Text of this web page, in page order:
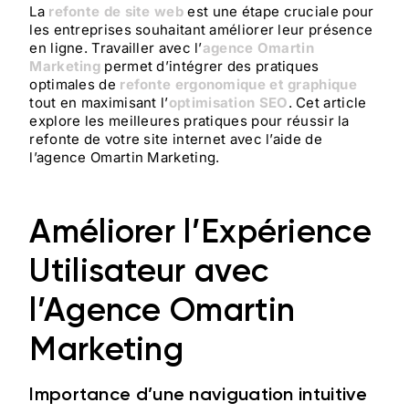
La refonte de site web est une étape cruciale pour
les entreprises souhaitant améliorer leur présence
en ligne. Travailler avec l’agence Omartin
Marketing permet d’intégrer des pratiques
optimales de refonte ergonomique et graphique
tout en maximisant l’optimisation SEO. Cet article
explore les meilleures pratiques pour réussir la
refonte de votre site internet avec l’aide de
l’agence Omartin Marketing.
Améliorer l’Expérience
Utilisateur avec
l’Agence Omartin
Marketing
Importance d’une naviguation intuitive
Créez du Contenu Viral sur les Réseaux Sociaux : Meilleures Pratiques et Stratégies | Agence Omartin
SEO alimenté par l’IA | Agence Omartin Marketing Paris
Stratégies Marketing pour le Secteur Hôtellerie : Digital et Innovation | Agence Omartin Marketing
Comparaison entre SEO et SEA : Stratégies et choix | Agence Omartin Marketing